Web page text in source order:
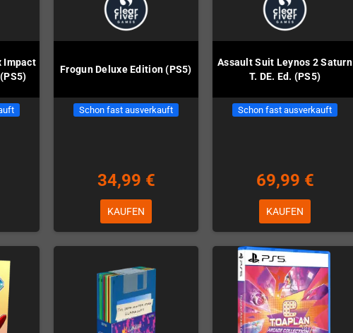
Impact
Frogun Deluxe Edition (PS5)
Schon fast ausverkauft
34,99 €
KAUFEN
Assault Suit Leynos 2 Saturn
T. DE. Ed. (PS5)
Schon fast ausverkauft
69,99 €
KAUFEN